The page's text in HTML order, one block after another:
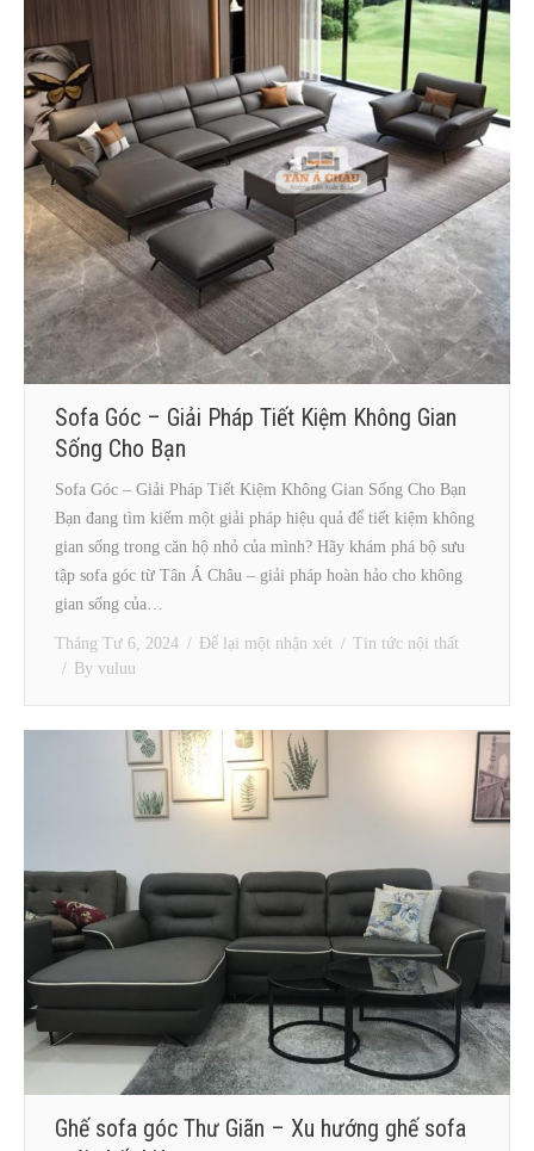
Sofa Góc – Giải Pháp Tiết Kiệm Không Gian
Sống Cho Bạn
Sofa Góc – Giải Pháp Tiết Kiệm Không Gian Sống Cho Bạn
Bạn đang tìm kiếm một giải pháp hiệu quả để tiết kiệm không
gian sống trong căn hộ nhỏ của mình? Hãy khám phá bộ sưu
tập sofa góc từ Tân Á Châu – giải pháp hoàn hảo cho không
gian sống của…
Tháng Tư 6, 2024 Để lại một nhận xét
Tin tức nội thất
By vuluu
Ghế sofa góc Thư Giãn – Xu hướng ghế sofa